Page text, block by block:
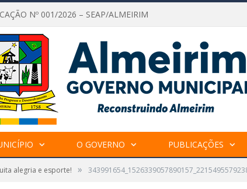
Nº 001/2026 – SEAP/ALMEIRIM
O GOVERNO PUBLICAÇÕES
alegria e esporte! »